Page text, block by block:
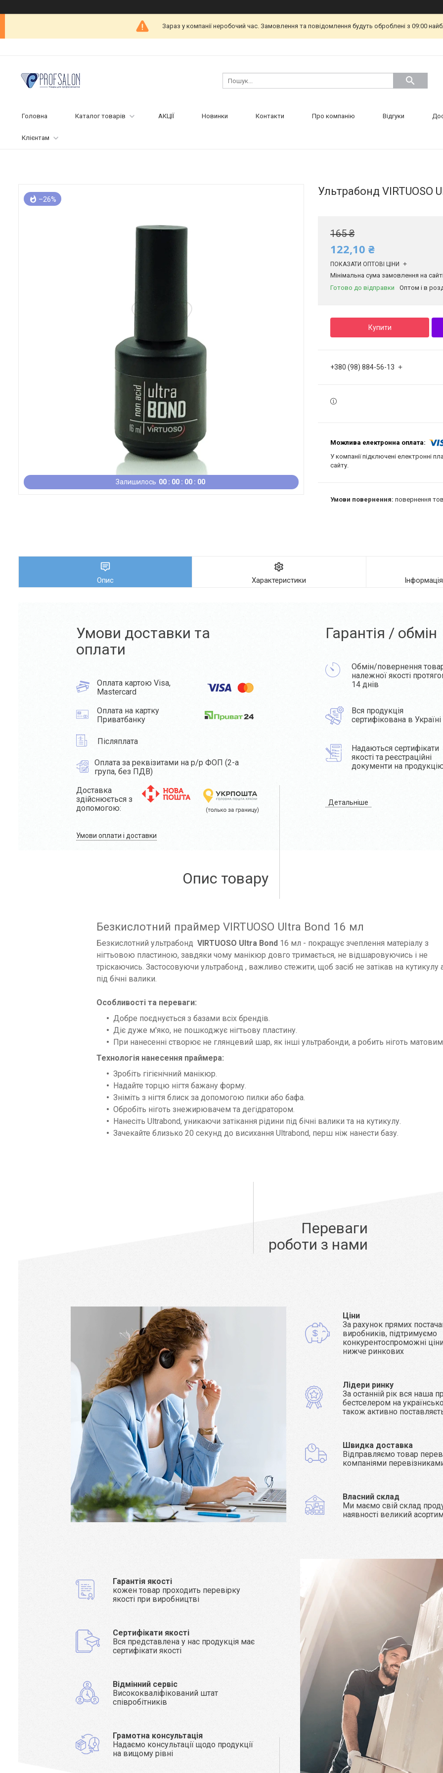
Зараз у компанії неробочий час. Замовлення та повідомлення будуть оброблені з 09:00
Головна Каталог товарів АКЦІЇ Новинки Контакти Про компанію Відгуки
Клієнтам
Залишилось 00 00 00 00
–26%
Ультрабонд VIRTUOSO
165 ₴
122,10 ₴
ПОКАЗАТИ ОПТОВІ ЦІНИ
Мінімальна сума замовлення на
Готово до відправки
Оптом і в
Купити
+380 (98) 884-56-13
У компанії підключені електронні
сайту.
повернення
Опис Характеристики
Умови доставки та
оплати
Оплата картою Visa,
Mastercard
Оплата на картку
Приватбанку
Післяплата
Оплата за реквізитами на р/р ФОП (2-а
група, без ПДВ)
Доставка
здійснюється з
допомогою:
Умови оплати і доставки
Гарантія / обмін
Обмін/повернення
належної якості
14 днів
Вся продукція
сертифікована в Україні
Надаються сертифікати
якості та реєстраційні
документи на
Детальніше
Опис товару
Безкислотний праймер VIRTUOSO Ultra Bond 16 мл
Безкислотний ультрабондVIRTUOSO Ultra Bond 16 мл - покращує зчеплення матеріалу з
нігтьовою пластиною, завдяки чому манікюр довго тримається, не відшаровуючись і не
тріскаючись. Застосовуючи ультрабонд , важливо стежити, щоб засіб не затікав на кутикулу
під бічні валики.
Особливості та переваги:
Добре поєднується з базами всіх брендів.
Діє дуже м'яко, не пошкоджує нігтьову пластину.
При нанесенні створює не глянцевий шар, як інші ультрабонди, а робить ніготь
Технологія нанесення праймера:
Зробіть гігієнічний манікюр.
Надайте торцю нігтя бажану форму.
Зніміть з нігтя блиск за допомогою пилки або бафа.
Обробіть ніготь знежирювачем та дегідратором.
Нанесіть Ultrabond, уникаючи затікання рідини під бічні валики та на кутикулу.
Зачекайте близько 20 секунд до висихання Ultrabond, перш ніж нанести базу.
Переваги
роботи з нами
Ціни
За рахунок прямих
виробників, підтримуємо
конкурентоспроможні ціни
нижче ринкових
Лідери ринку
За останній рік вся наша
бестселером на
також активно
Швидка доставка
Відправляємо товар
компаніями
Власний склад
Ми маємо свій склад
наявності великий
Гарантія якості
кожен товар проходить перевірку
якості при виробництві
Сертифікати якості
Вся представлена у нас продукція має
сертифікати якості
Відмінний сервіс
Висококваліфікований штат
співробітників
Грамотна консультація
Надаємо консультації щодо продукції
на вищому рівні